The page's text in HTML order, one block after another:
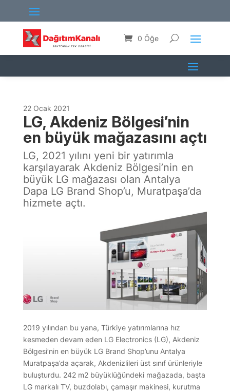
0 Öğe
22 Ocak 2021
LG, Akdeniz Bölgesi’nin
en büyük mağazasını açtı
LG, 2021 yılını yeni bir yatırımla
karşılayarak Akdeniz Bölgesi’nin en
büyük LG mağazası olan Antalya
Dapa LG Brand Shop’u, Muratpaşa’da
hizmete açtı.
2019 yılından bu yana, Türkiye yatırımlarına hız
kesmeden devam eden LG Electronics (LG), Akdeniz
Bölgesi’nin en büyük LG Brand Shop’unu Antalya
Muratpaşa’da açarak, Akdenizlileri üst sınıf ürünleriyle
buluşturdu. 242 m2 büyüklüğündeki mağazada, başta
LG markalı TV, buzdolabı, çamaşır makinesi, kurutma